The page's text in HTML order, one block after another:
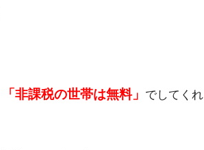
「非課税の世帯は無料」 でしてくれ